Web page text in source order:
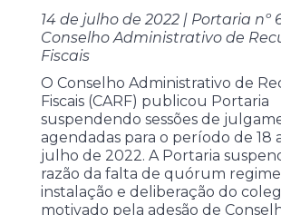
14 de julho de 2022 | Portaria nº
Conselho Administrativo de
Fiscais
O Conselho Administrativo de
Fiscais (CARF) publicou Portaria
suspendendo sessões de
agendadas para o período de 18
julho de 2022. A Portaria
razão da falta de quórum
instalação e deliberação do
motivado pela adesão de